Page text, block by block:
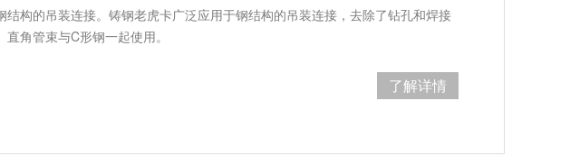
结构的吊装连接。铸钢老虎卡广泛应用于钢结构的吊装连接，去除了钻孔和焊接
直角管束与C形钢一起使用。
了解详情